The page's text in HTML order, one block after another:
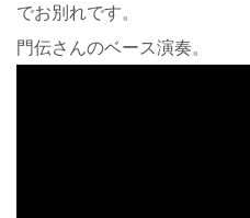
でお別れです。
門伝さんのベース演奏。